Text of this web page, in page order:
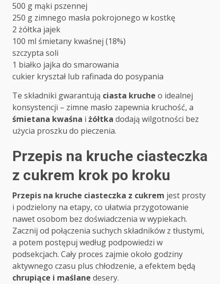
500 g mąki pszennej
250 g zimnego masła pokrojonego w kostkę
2 żółtka jajek
100 ml śmietany kwaśnej (18%)
szczypta soli
1 białko jajka do smarowania
cukier kryształ lub rafinada do posypania
Te składniki gwarantują ciasta kruche o idealnej
konsystencji – zimne masło zapewnia kruchość, a
śmietana kwaśna i żółtka dodają wilgotności bez
użycia proszku do pieczenia.
Przepis na kruche ciasteczka
z cukrem krok po kroku
Przepis na kruche ciasteczka z cukrem jest prosty
i podzielony na etapy, co ułatwia przygotowanie
nawet osobom bez doświadczenia w wypiekach.
Zacznij od połączenia suchych składników z tłustymi,
a potem postępuj według podpowiedzi w
podsekcjach. Cały proces zajmie około godziny
aktywnego czasu plus chłodzenie, a efektem będą
chrupiące i maślane desery.